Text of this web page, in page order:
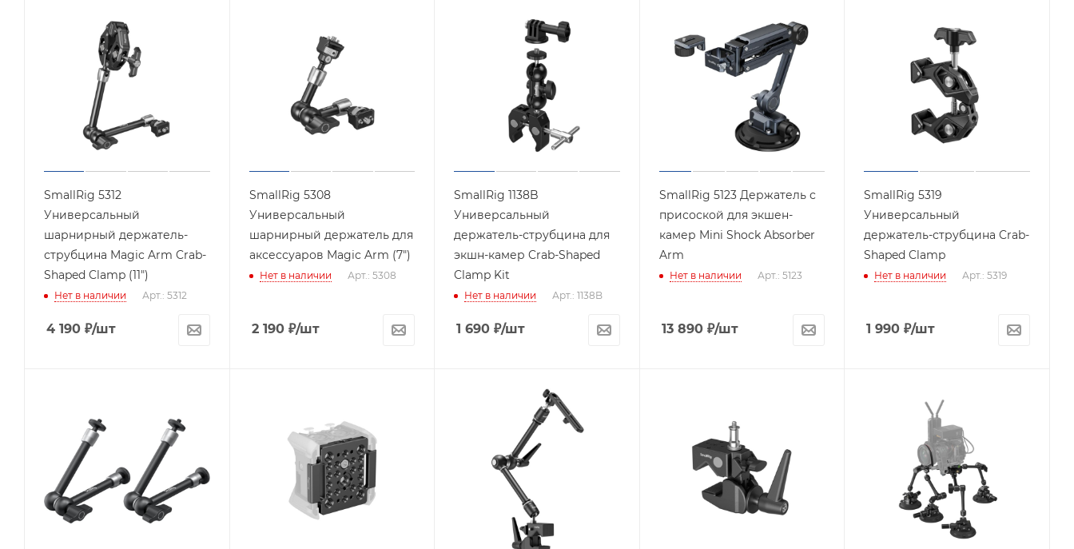
SmallRig 5312
Универсальный
шарнирный держатель-
струбцина Magic Arm Crab-
Shaped Clamp (11")
Нет в наличии Арт.: 5312
4 190 ₽/шт
SmallRig 5308
Универсальный
шарнирный держатель для
аксессуаров Magic Arm (7")
Нет в наличии Арт.: 5308
2 190₽/шт
SmallRig 1138B
Универсальный
держатель-струбцина для
экшн-камер Crab-Shaped
Clamp Kit
Нет в наличии Арт.: 1138B
1 690 ₽/шт
SmallRig 5123 Держатель с
присоской для экшен-
камер Mini Shock Absorber
Arm
Нет в наличии Арт.: 5123
13 890₽/шт
SmallRig 5319
Универсальный
держатель-струбцина Crab-
Shaped Clamp
Нет в наличии Арт.: 5319
1 990 ₽/шт